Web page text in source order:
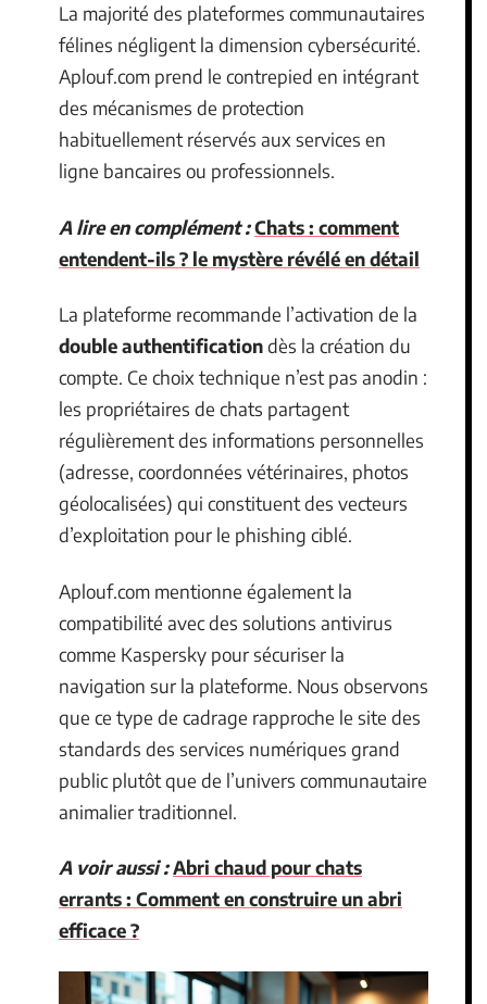
La majorité des plateformes communautaires
félines négligent la dimension cybersécurité.
Aplouf.com prend le contrepied en intégrant
des mécanismes de protection
habituellement réservés aux services en
ligne bancaires ou professionnels.
A lire en complément :Chats : comment
entendent-ils ? le mystère révélé en détail
La plateforme recommande l’activation de la
double authentificationdès la création du
compte. Ce choix technique n’est pas anodin :
les propriétaires de chats partagent
régulièrement des informations personnelles
(adresse, coordonnées vétérinaires, photos
géolocalisées) qui constituent des vecteurs
d’exploitation pour le phishing ciblé.
Aplouf.com mentionne également la
compatibilité avec des solutions antivirus
comme Kaspersky pour sécuriser la
navigation sur la plateforme. Nous observons
que ce type de cadrage rapproche le site des
standards des services numériques grand
public plutôt que de l’univers communautaire
animalier traditionnel.
A voir aussi :Abri chaud pour chats
errants : Comment en construire un abri
efficace ?